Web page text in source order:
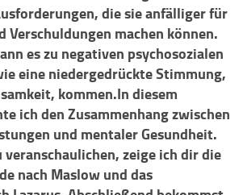
die sie anfälliger für
Verschuldungen machen können.
es zu negativen psychosozialen
eine niedergedrückte Stimmung,
kommen.In diesem
ich den Zusammenhang zwischen
und mentaler Gesundheit.
veranschaulichen, zeige ich dir die
nach Maslow und das